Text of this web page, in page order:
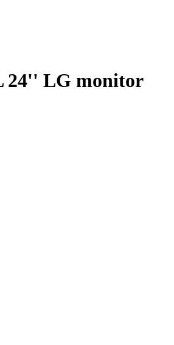
24'' LG monitor